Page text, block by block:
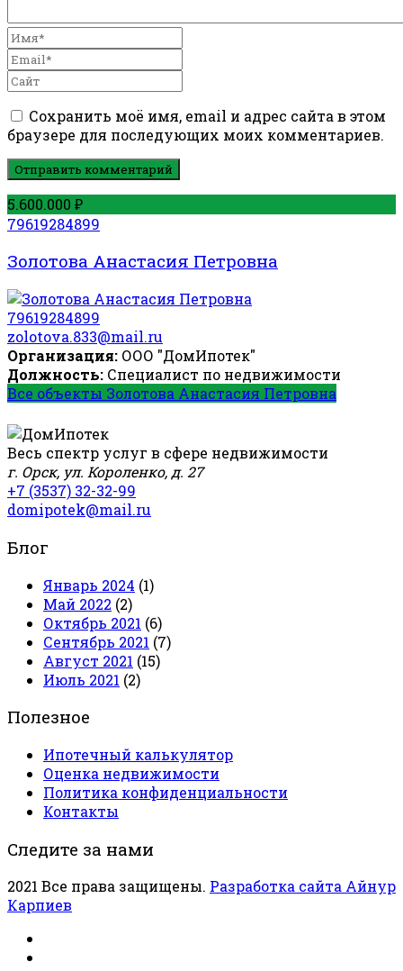
Сохранить моё имя, email и адрес сайта в этом
браузере для последующих моих комментариев.
Отправить комментарий
5.600.000 ₽
79619284899
Золотова Анастасия Петровна
79619284899
zolotova.833@mail.ru
Организация: ООО "ДомИпотек"
Должность: Специалист по недвижимости
Все объекты Золотова Анастасия Петровна
Весь спектр услуг в сфере недвижимости
г. Орск, ул. Короленко, д. 27
+7 (3537) 32-32-99
domipotek@mail.ru
Блог
Январь 2024 (1)
Май 2022 (2)
Октябрь 2021 (6)
Сентябрь 2021 (7)
Август 2021 (15)
Июль 2021 (2)
Полезное
Ипотечный калькулятор
Оценка недвижимости
Политика конфиденциальности
Контакты
Следите за нами
2021 Все права защищены. Разработка сайта Айнур
Карпиев